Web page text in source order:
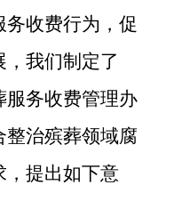
收费行为， 促
我们制定了
服务收费管理办
整治殡葬领域腐
，提出如下意